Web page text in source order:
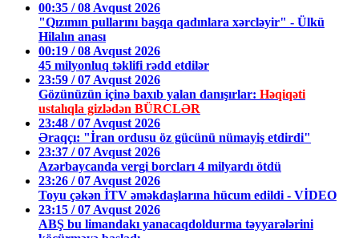
00:35 / 08 Avqust 2026
"Qızımın pullarını başqa qadınlara xərcləyir" - Ülkü
Hilalın anası
00:19 / 08 Avqust 2026
45 milyonluq təklifi rədd etdilər
23:59 / 07 Avqust 2026
Gözünüzün içinə baxıb yalan danışırlar: Həqiqəti
ustalıqla gizlədən BÜRCLƏR
23:48 / 07 Avqust 2026
Əraqçı: "İran ordusu öz gücünü nümayiş etdirdi"
23:37 / 07 Avqust 2026
Azərbaycanda vergi borcları 4 milyardı ötdü
23:26 / 07 Avqust 2026
Toyu çəkən İTV əməkdaşlarına hücum edildi - VİDEO
23:15 / 07 Avqust 2026
ABŞ bu limandakı yanacaqdoldurma təyyarələrini